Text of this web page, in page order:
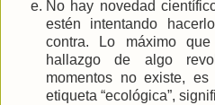
No hay novedad
estén intentando
contra. Lo máximo
hallazgo de algo
momentos no existe,
etiqueta “ecológica”,